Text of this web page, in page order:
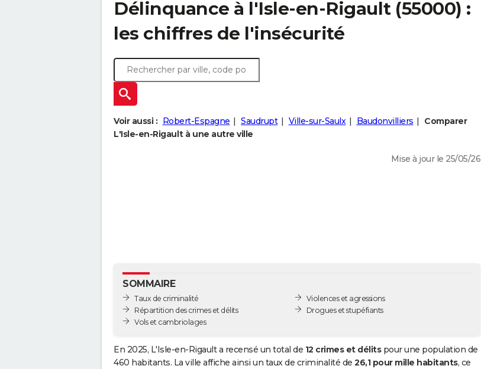
Délinquance à l'Isle-en-Rigault(55000) :
les chiffres de l'insécurité
Voir aussi : Robert-Espagne Saudrupt Ville-sur-Saulx Baudonvilliers
Comparer
L'Isle-en-Rigault à une autre ville
Mise à jour le 25/05/26
SOMMAIRE
Taux de criminalité
Répartition des crimes et délits
Vols et cambriolages
Violences et agressions
Drogues et stupéfiants
En 2025, L'Isle-en-Rigault a recensé un total de 12 crimes et délitspour une population de
460 habitants. La ville affiche ainsi un taux de criminalité de 26,1 pour mille habitants, ce